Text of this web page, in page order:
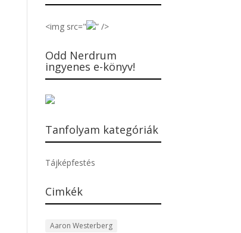
<img src=" ” />
Odd Nerdrum
ingyenes e-könyv!
Tanfolyam kategóriák
Tájképfestés
Cimkék
Aaron Westerberg